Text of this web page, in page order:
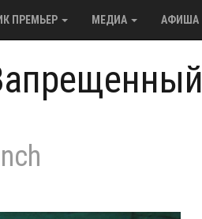
ПРЕМЬЕР МЕДИА АФИША